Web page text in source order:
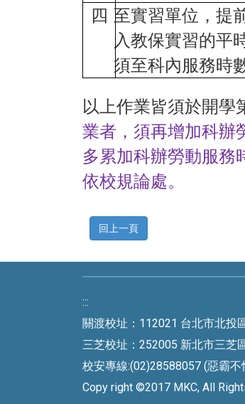
四 至實習單位，提
入教保實習的平
須至科內服務時
以上作業皆須於開學
業者，須再增加科辦
多累加科辦勞動服務
依校規論處。
回上一頁
:::
關渡校址：112021 台北市
三芝校址：252005 新北市三
校安專線:(02)28588057 (惡霸不
Copy right ©2017 MKC, All